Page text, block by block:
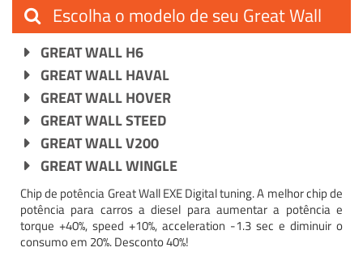
Escolha o modelo de seu Great Wall
GREAT WALL H6
GREAT WALL HAVAL
GREAT WALL HOVER
GREAT WALL STEED
GREAT WALL V200
GREAT WALL WINGLE
Chip de potência Great Wall EXE Digital tuning. A melhor chip de
potência para carros a diesel para aumentar a potência e
torque +40%, speed +10%, acceleration -1.3 sec e diminuir o
consumo em 20%. Desconto 40%!